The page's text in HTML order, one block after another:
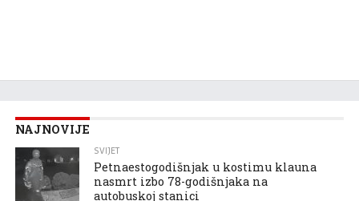
NAJNOVIJE
SVIJET
Petnaestogodišnjak u kostimu klauna
nasmrt izbo 78-godišnjaka na
autobuskoj stanici